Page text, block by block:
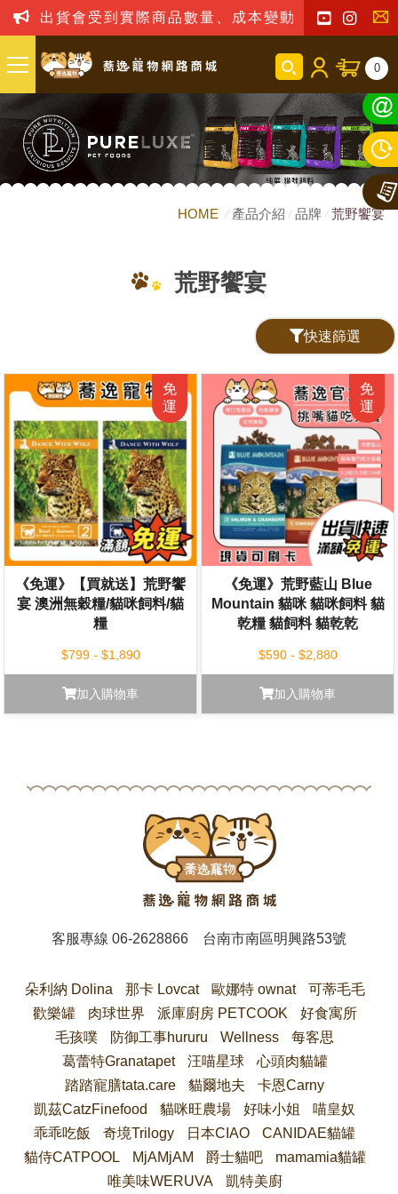
出貨會受到實際商品數量、成本變動之影響，我
聯
我
們
0
HOME 產品介紹 品牌 荒野饗宴
荒野饗宴
快速篩選
《免運》【買就送】荒野饗
宴 澳洲無穀糧/貓咪飼料/貓
糧
$799 - $1,890
加入購物車
《免運》荒野藍山 Blue
Mountain 貓咪 貓咪飼料 貓
乾糧 貓飼料 貓乾乾
$590 - $2,880
加入購物車
客服專線06-2628866 台南市南區明興路53號
朵利納 Dolina 那卡 Lovcat 歐娜特 ownat
可蒂毛毛
歡樂罐
肉球世界 派庫廚房 PETCOOK
好食寓所
毛孩噗
防御工事hururu Wellness
每客思
葛蕾特Granatapet
汪喵星球
心頭肉貓罐
踏踏寵膳tata.care
貓爾地夫
卡恩Carny
凱茲CatzFinefood
貓咪旺農場 好味小姐
喵皇奴
乖乖吃飯
奇境Trilogy 日本CIAO
CANIDAE貓罐
貓侍CATPOOL
MjAMjAM 爵士貓吧
mamamia貓罐
唯美味WERUVA
凱特美廚